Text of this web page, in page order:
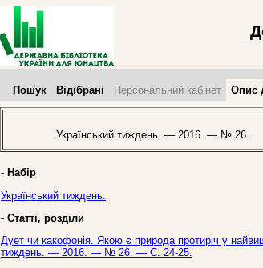
Пошук Відібрані Персональний кабінет Опис
Український тиждень. — 2016. — № 26.
- Набір
Український тиждень.
- Статті, розділи
Дует чи какофонія. Якою є природа протиріч у
тиждень. — 2016. — № 26. — С. 24-25.